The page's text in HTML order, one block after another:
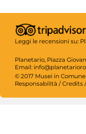
Leggi le recensioni su:
Planetario, Piazza
Email:
© 2017 Musei in Comune
Responsabilità /Credits